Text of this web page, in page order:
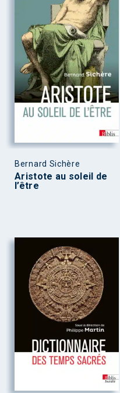
Bernard Sichère
Aristote au soleil de
l’être